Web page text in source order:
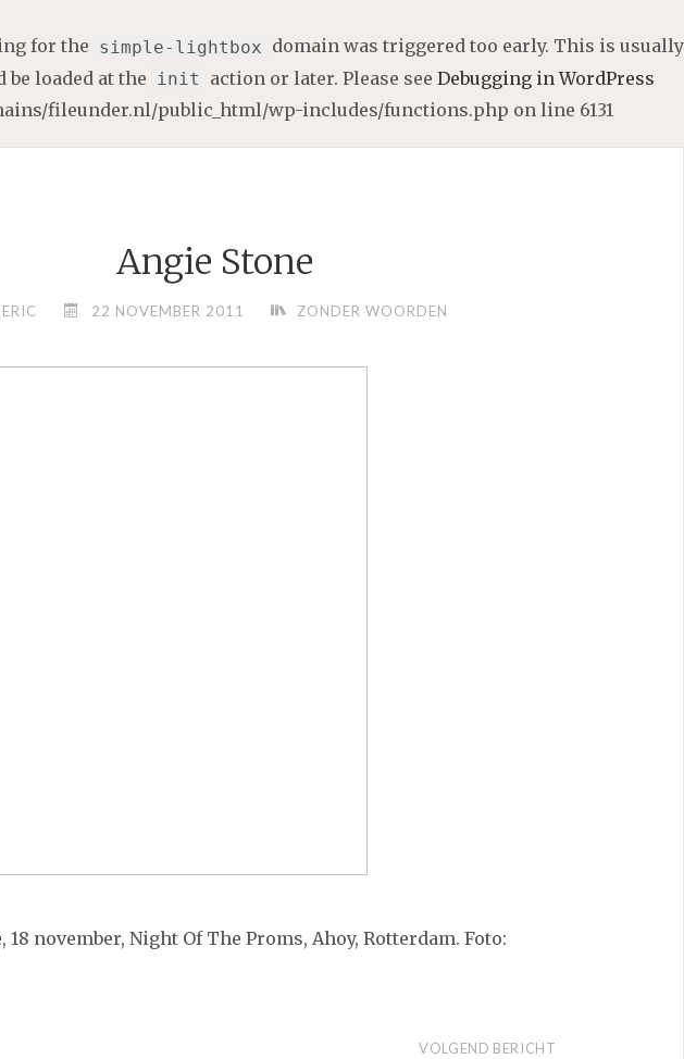
for the simple-lightbox domain was triggered too early. This is usually
loaded at the init action or later. Please see Debugging in WordPress
fileunder.nl/public_html/wp-includes/functions.php on line 6131
Angie Stone
ERIC 22 NOVEMBER 2011 ZONDER WOORDEN
, 18 november, Night Of The Proms, Ahoy, Rotterdam. Foto:
VOLGEND BERICHT